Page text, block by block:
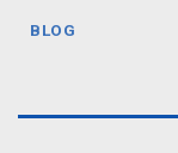
BLOG